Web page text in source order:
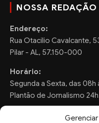
NOSSA REDAÇÃO
Endereço:
Rua Otacilio Cavalcante,
Pilar - AL, 57.150-000
Horário:
Segunda a Sexta, das 08h
Plantão de Jornalismo